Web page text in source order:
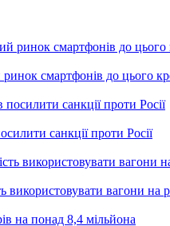
смартфонів до цього
санкції проти Росії
вагони на